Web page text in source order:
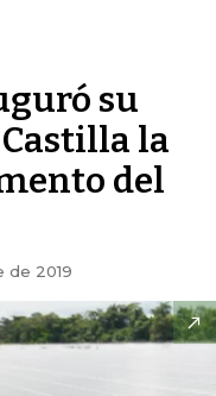
su
la
del
de 2019